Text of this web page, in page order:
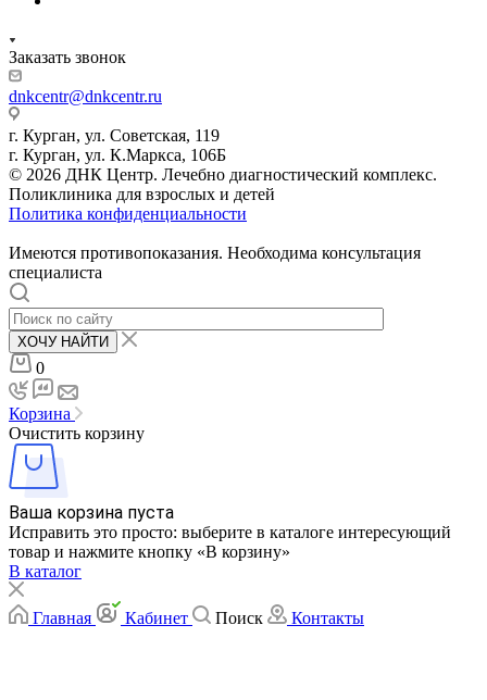
Заказать звонок
dnkcentr@dnkcentr.ru
г. Курган, ул. Советская, 119
г. Курган, ул. К.Маркса, 106Б
© 2026 ДНК Центр. Лечебно диагностический комплекс.
Поликлиника для взрослых и детей
Политика конфиденциальности
Имеются противопоказания. Необходима консультация
специалиста
ХОЧУ НАЙТИ
0
Корзина
Очистить корзину
Ваша корзина пуста
Исправить это просто: выберите в каталоге интересующий
товар и нажмите кнопку «В корзину»
В каталог
Главная Кабинет Поиск Контакты